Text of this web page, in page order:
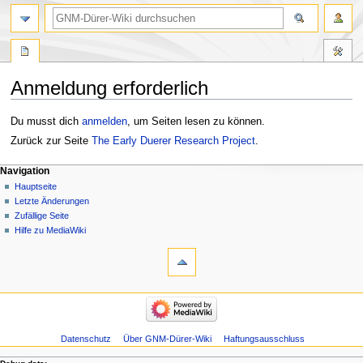
Anmeldung erforderlich
Zur
Navigation
Zur
Suche
Du musst dich anmelden, um Seiten lesen zu können.
Zurück zur Seite The Early Duerer Research Project.
Navigation
Hauptseite
Letzte Änderungen
Zufällige Seite
Hilfe zu MediaWiki
Datenschutz Über GNM-Dürer-Wiki Haftungsausschluss